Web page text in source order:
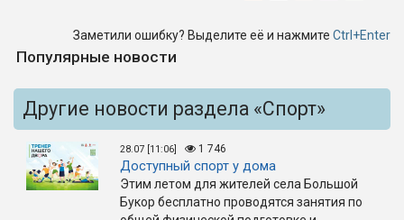
Заметили ошибку? Выделите её и нажмите Ctrl+Enter
Популярные новости
Другие новости раздела «Спорт»
28.07 [11:06] 1 746
Доступный спорт у дома
Этим летом для жителей села Большой
Букор бесплатно проводятся занятия по